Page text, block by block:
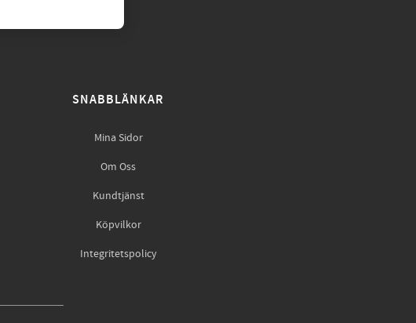
SNABBLÄNKAR
Mina Sidor
Om Oss
Kundtjänst
Köpvilkor
Integritetspolicy